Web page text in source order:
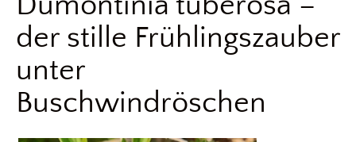
der stille Frühlingszauber
unter
Buschwindröschen